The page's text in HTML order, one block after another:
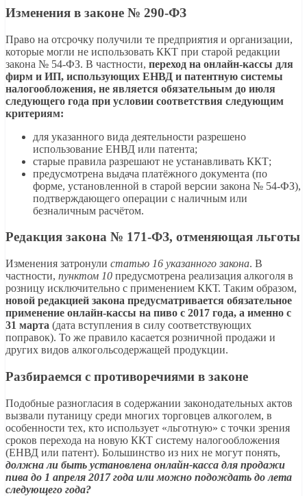
Изменения в законе № 290-ФЗ
Право на отсрочку получили те предприятия и организации,
которые могли не использовать ККТ при старой редакции
закона № 54-ФЗ. В частности, переход на онлайн-кассы для
фирм и ИП, использующих ЕНВД и патентную системы
налогообложения, не является обязательным до июля
следующего года при условии соответствия следующим
критериям:
для указанного вида деятельности разрешено
использование ЕНВД или патента;
старые правила разрешают не устанавливать ККТ;
предусмотрена выдача платёжного документа (по
форме, установленной в старой версии закона № 54-ФЗ),
подтверждающего операции с наличным или
безналичным расчётом.
Редакция закона № 171-ФЗ, отменяющая льготы
Изменения затронули статью 16 указанного закона. В
частности, пунктом 10 предусмотрена реализация алкоголя в
розницу исключительно с применением ККТ. Таким образом,
новой редакцией закона предусматривается обязательное
применение онлайн-кассы на пиво с 2017 года, а именно с
31 марта (дата вступления в силу соответствующих
поправок). То же правило касается розничной продажи и
других видов алкогольсодержащей продукции.
Разбираемся с противоречиями в законе
Подобные разногласия в содержании законодательных актов
вызвали путаницу среди многих торговцев алкоголем, в
особенности тех, кто использует «льготную» с точки зрения
сроков перехода на новую ККТ систему налогообложения
(ЕНВД или патент). Большинство из них не могут понять,
должна ли быть установлена онлайн-касса для продажи
пива до 1 апреля 2017 года или можно подождать до лета
следующего года?